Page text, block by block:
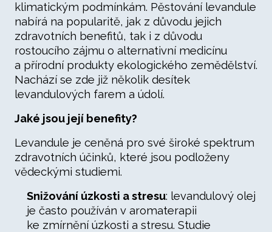
klimatickým podmínkám. Pěstování levandule
nabírá na popularitě, jak z důvodu jejich
zdravotních benefitů, tak i z důvodu
rostoucího zájmu o alternativní medicínu
a přírodní produkty ekologického zemědělství.
Nachází se zde již několik desítek
levandulových farem a údolí.
Jaké jsou její benefity?
Levandule je ceněná pro své široké spektrum
zdravotních účinků, které jsou podloženy
vědeckými studiemi.
Snižování úzkosti a stresu: levandulový olej
je často používán v aromaterapii
ke zmírnění úzkosti a stresu. Studie